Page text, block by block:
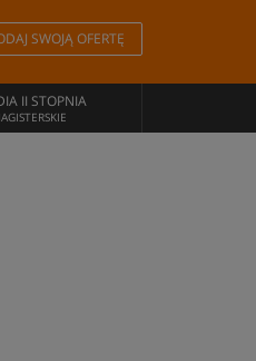
SWOJĄ OFERTĘ
II STOPNIA